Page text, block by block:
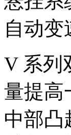
自动变
V 系列
量提高
中部凸